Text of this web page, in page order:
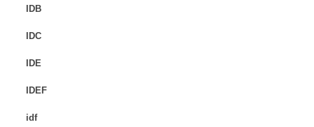
IDB
IDC
IDE
IDEF
idf